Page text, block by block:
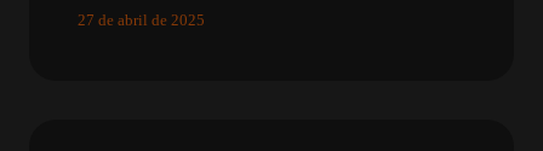
27 de abril de 2025